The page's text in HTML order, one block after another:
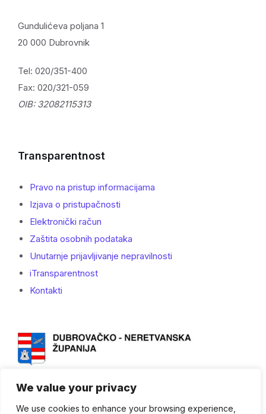
We value your privacy
We use cookies to enhance your browsing experience,
Gundulićeva poljana 1
20 000 Dubrovnik
Tel: 020/351-400
Fax: 020/321-059
OIB: 32082115313
Transparentnost
Pravo na pristup informacijama
Izjava o pristupačnosti
Elektronički račun
Zaštita osobnih podataka
Unutarnje prijavljivanje nepravilnosti
iTransparentnost
Kontakti